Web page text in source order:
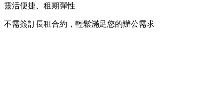
靈活便捷、租期彈性
不需簽訂長租合約，輕鬆滿足您的辦公需求